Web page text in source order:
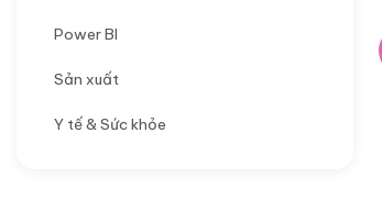
Power BI
Sản xuất
Y tế & Sức khỏe